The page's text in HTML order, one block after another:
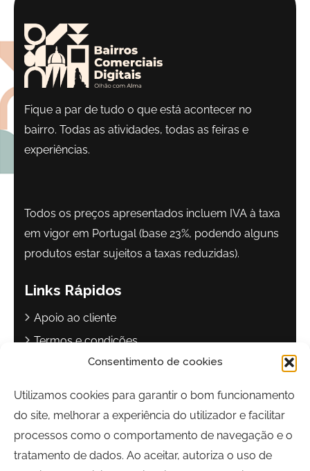
Consentimento de cookies
Utilizamos cookies para garantir o bom funcionamento
do site, melhorar a experiência do utilizador e facilitar
processos como o comportamento de navegação e o
tratamento de dados. Ao aceitar, autoriza o uso de
Fique a par de tudo o que está acontecer no
bairro. Todas as atividades, todas as feiras e
experiências.
Todos os preços apresentados incluem IVA à taxa
em vigor em Portugal (base 23%, podendo alguns
produtos estar sujeitos a taxas reduzidas).
Links Rápidos
Apoio ao cliente
Termos e condições
Política de privacidade
Contactos
Largo Sebastião Martins Mestre
8700-349, Olhão, Portugal